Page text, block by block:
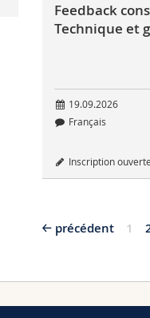
Feedback
Technique et
19.09.2026
Français
Inscription ouverte
précédent 1